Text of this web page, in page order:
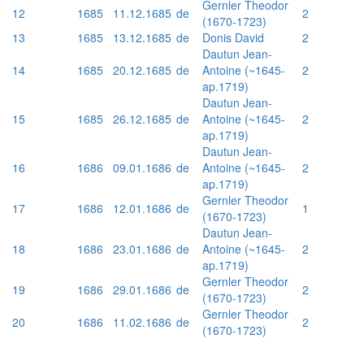
12 1685 11.12.1685 de
Gernler Theodor
(1670-1723)
2
13
1685 13.12.1685 de Donis David
2
14
1685 20.12.1685 de
Dautun Jean-
Antoine (~1645-
ap.1719)
2
15 1685 26.12.1685 de
Dautun Jean-
Antoine (~1645-
ap.1719)
2
16 1686 09.01.1686 de
Dautun Jean-
Antoine (~1645-
ap.1719)
2
17 1686 12.01.1686 de
Gernler Theodor
(1670-1723)
1
18 1686 23.01.1686 de
Dautun Jean-
Antoine (~1645-
ap.1719)
2
19 1686 29.01.1686 de
Gernler Theodor
(1670-1723)
2
20
1686 11.02.1686 de
Gernler Theodor
(1670-1723)
2